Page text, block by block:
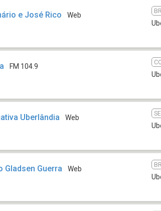
e José Rico Web
FM 104.9
Uberlândia Web
Gladsen Guerra Web